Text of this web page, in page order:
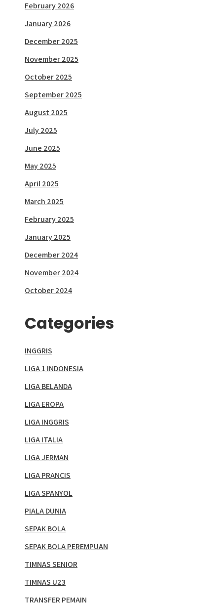
February 2026
January 2026
December 2025
November 2025
October 2025
September 2025
August 2025
July 2025
June 2025
May 2025
April 2025
March 2025
February 2025
January 2025
December 2024
November 2024
October 2024
Categories
INGGRIS
LIGA 1 INDONESIA
LIGA BELANDA
LIGA EROPA
LIGA INGGRIS
LIGA ITALIA
LIGA JERMAN
LIGA PRANCIS
LIGA SPANYOL
PIALA DUNIA
SEPAK BOLA
SEPAK BOLA PEREMPUAN
TIMNAS SENIOR
TIMNAS U23
TRANSFER PEMAIN